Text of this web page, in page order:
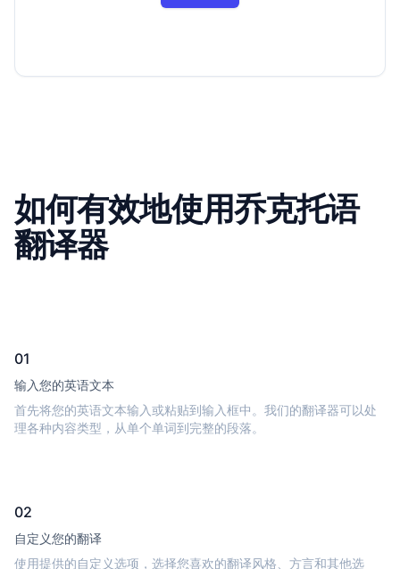
如何有效地使用乔克托语
翻译器
01
输入您的英语文本
首先将您的英语文本输入或粘贴到输入框中。我们的翻译器可以处
理各种内容类型，从单个单词到完整的段落。
02
自定义您的翻译
使用提供的自定义选项，选择您喜欢的翻译风格、方言和其他选